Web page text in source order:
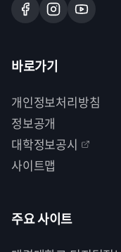
바로가기
개인정보처리방침
정보공개
대학정보공시
사이트맵
주요 사이트